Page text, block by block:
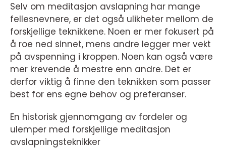
Selv om meditasjon avslapning har mange
fellesnevnere, er det også ulikheter mellom de
forskjellige teknikkene. Noen er mer fokusert på
å roe ned sinnet, mens andre legger mer vekt
på avspenning i kroppen. Noen kan også være
mer krevende å mestre enn andre. Det er
derfor viktig å finne den teknikken som passer
best for ens egne behov og preferanser.
En historisk gjennomgang av fordeler og
ulemper med forskjellige meditasjon
avslapningsteknikker